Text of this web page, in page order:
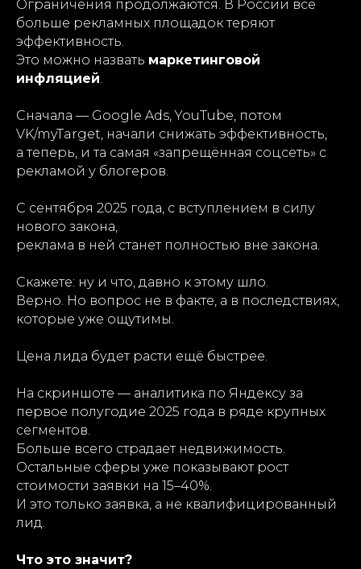
Ограничения продолжаются. В России всё
больше рекламных площадок теряют
эффективность.
Это можно назвать маркетинговой
инфляцией.
Сначала — Google Ads, YouTube, потом
VK/myTarget, начали снижать эффективность,
а теперь, и та самая «запрещённая соцсеть» с
рекламой у блогеров.
С сентября 2025 года, с вступлением в силу
нового закона,
реклама в ней станет полностью вне закона.
Скажете: ну и что, давно к этому шло.
Верно. Но вопрос не в факте, а в последствиях,
которые уже ощутимы.
Цена лида будет расти ещё быстрее.
На скриншоте — аналитика по Яндексу за
первое полугодие 2025 года в ряде крупных
сегментов.
Больше всего страдает недвижимость.
Остальные сферы уже показывают рост
стоимости заявки на 15–40%.
И это только заявка, а не квалифицированный
лид.
Что это значит?